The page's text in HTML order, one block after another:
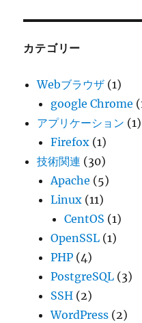
カテゴリー
Webブラウザ (1)
google Chrome
アプリケーション (1)
Firefox (1)
技術関連 (30)
Apache (5)
Linux (11)
CentOS (1)
OpenSSL (1)
PHP (4)
PostgreSQL (3)
SSH (2)
WordPress (2)